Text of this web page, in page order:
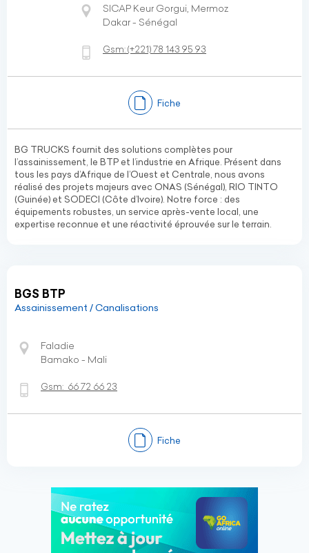
SICAP Keur Gorgui, Mermoz
Dakar - Sénégal
Gsm:(+221)78 143 95 93
Fiche
BG TRUCKS fournit des solutions complètes pour
l’assainissement, le BTP et l’industrie en Afrique. Présent dans
tous les pays d’Afrique de l’Ouest et Centrale, nous avons
réalisé des projets majeurs avec ONAS (Sénégal), RIO TINTO
(Guinée) et SODECI (Côte d’Ivoire). Notre force : des
équipements robustes, un service après-vente local, une
expertise reconnue et une réactivité éprouvée sur le terrain.
BGS BTP
Assainissement / Canalisations
Faladie
Bamako - Mali
Gsm: 66 72 66 23
Fiche